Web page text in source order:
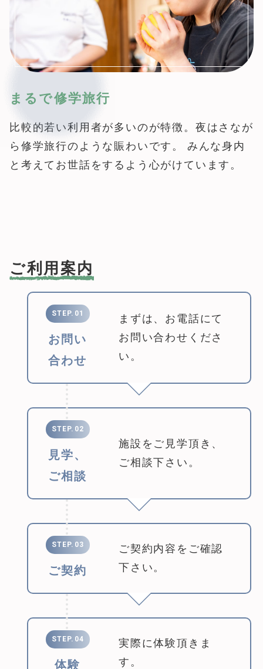
まるで修学旅行
比較的若い利用者が多いのが特徴。夜はさなが
ら修学旅行のような賑わいです。 みんな身内
と考えてお世話をするよう心がけています。
ご利用案内
STEP.01
お問い
合わせ
まずは、お電話にて
お問い合わせくださ
い。
STEP.02
見学、
ご相談
施設をご見学頂き、
ご相談下さい。
STEP.03
ご契約
ご契約内容をご確認
下さい。
STEP.04
体験
実際に体験頂きま
す。